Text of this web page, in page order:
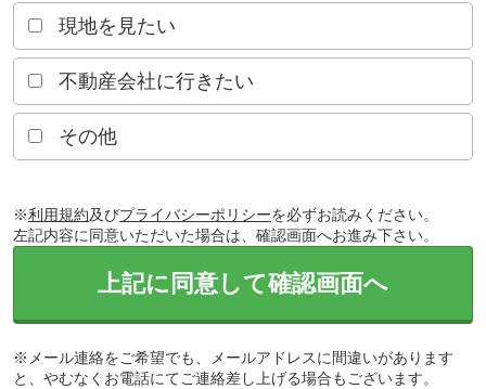
現地を見たい
不動産会社に行きたい
その他
※利用規約及びプライバシーポリシーを必ずお読みください。
左記内容に同意いただいた場合は、確認画面へお進み下さい。
上記に同意して確認画面へ
※メール連絡をご希望でも、メールアドレスに間違いがあります
と、やむなくお電話にてご連絡差し上げる場合もございます。